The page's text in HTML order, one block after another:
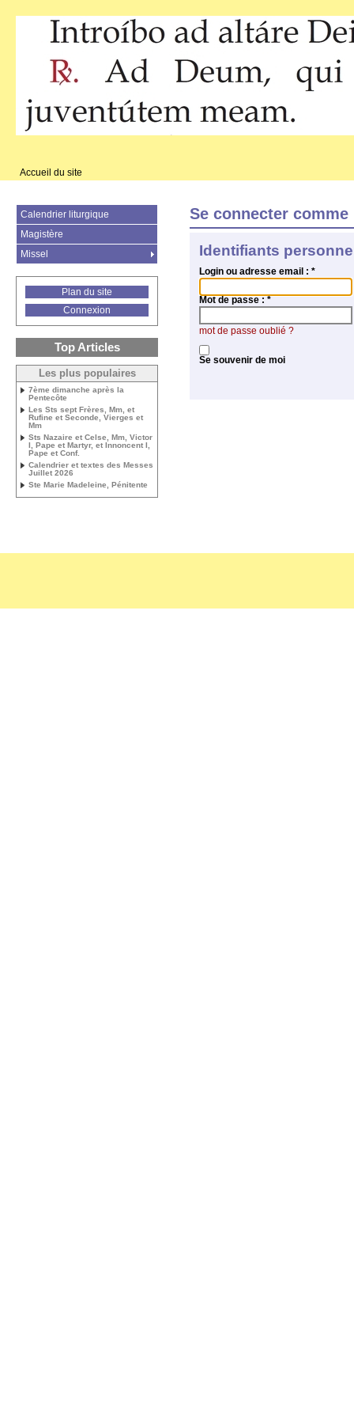
Accueil du site
Se connecter
Identifiants
Login ou adresse email : *
Mot de passe :*
mot de passe oublié ?
Se souvenir de moi
Calendrier liturgique
Magistère
Missel
Plan du site
Connexion
Top Articles
Les plus populaires
7ème dimanche après la
Pentecôte
Les Sts sept Frères, Mm, et
Rufine et Seconde, Vierges et
Mm
Sts Nazaire et Celse, Mm, Victor
I, Pape et Martyr, et Innoncent I,
Pape et Conf.
Calendrier et textes des Messes
Juillet 2026
Ste Marie Madeleine, Pénitente